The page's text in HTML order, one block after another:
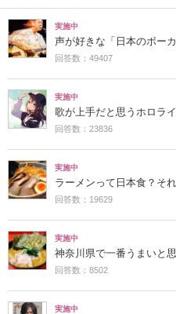
実施中
声が好きな「日本のボー
回答数：49407
実施中
歌が上手だと思うホロラ
回答数：23836
実施中
ラーメンって日本食？そ
回答数：19629
実施中
神奈川県で一番うまいと
回答数：8502
実施中